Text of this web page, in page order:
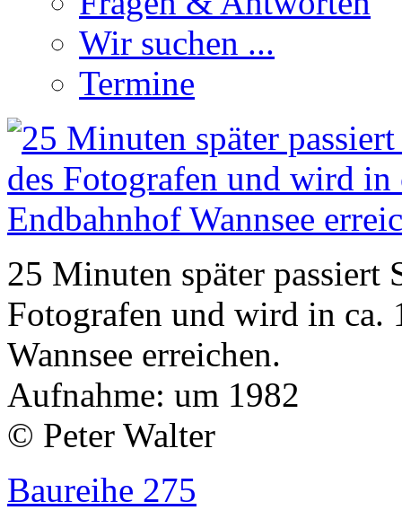
Wir suchen ...
Termine
25 Minuten später passiert
Fotografen und wird in ca.
Wannsee erreichen.
Aufnahme: um 1982
© Peter Walter
Baureihe 275